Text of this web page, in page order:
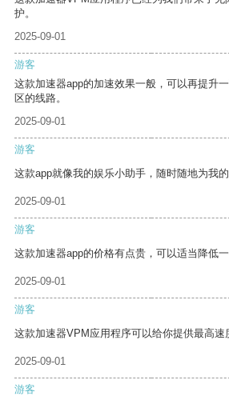
护。
2025-09-01
游客
这款加速器app的加速效果一般，可以再提升
区的线路。
2025-09-01
游客
这款app就像我的娱乐小助手，随时随地为我的
2025-09-01
游客
这款加速器app的价格有点贵，可以适当降低
2025-09-01
游客
这款加速器VPM应用程序可以给你提供最高速
2025-09-01
游客